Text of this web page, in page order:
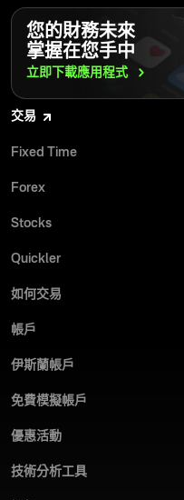
交易可能具有挑戰性，特
這樣的平台能協助你在這
Olymptrade 在打造符合用
進展。該平台確保不會在
能、工具和策略上有所妥協
在這個充滿財務機會的世
台，交易者現在可以選擇
您的財務未來
掌握在您手中
立即下載應用程式
交易
Fixed Time
Forex
Stocks
Quickler
如何交易
帳戶
伊斯蘭帳戶
免費模擬帳戶
優惠活動
技術分析工具